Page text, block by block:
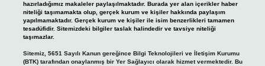
hazırladığımız makaleler paylaşılmaktadır. Burada yer alan içerikler haber
niteliği taşımamakta olup, gerçek kurum ve kişiler hakkında paylaşım
yapılmamaktadır. Gerçek kurum ve kişiler ile isim benzerlikleri tamamen
tesadüfidir. Sitemizdeki bilgiler taslak halindedir ve tavsiye niteliği
taşımazlar.
Sitemiz, 5651 Sayılı Kanun gereğince Bilgi Teknolojileri ve İletişim Kurumu
(BTK) tarafından onaylanmış bir Yer Sağlayıcı olarak hizmet vermektedir. Bu